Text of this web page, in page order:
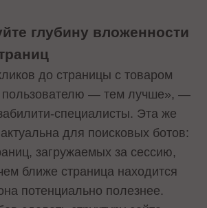
глубину вложенности
до страницы с товаром
пользователю — тем лучше», —
специалисты. Эта же
для поисковых ботов:
загружаемых за сессию,
ближе страница находится
потенциально полезнее.